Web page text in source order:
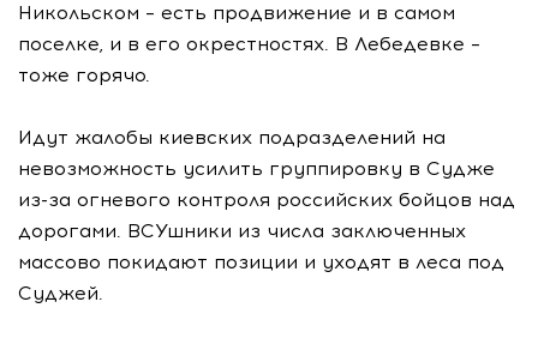
Никольском – есть продвижение и в самом
поселке, и в его окрестностях. В Лебедевке –
тоже горячо.
Идут жалобы киевских подразделений на
невозможность усилить группировку в Судже
из-за огневого контроля российских бойцов над
дорогами. ВСУшники из числа заключенных
массово покидают позиции и уходят в леса под
Суджей.